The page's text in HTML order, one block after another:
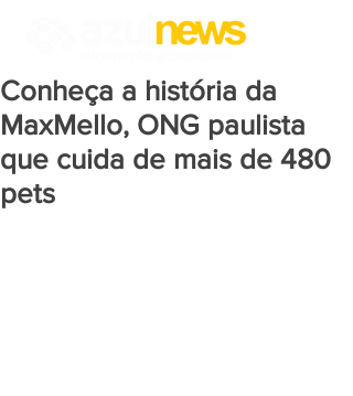
Conheça a história da
MaxMello, ONG paulista
que cuida de mais de 480
pets